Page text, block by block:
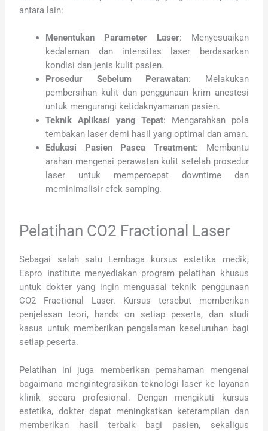
antara lain:
Menentukan Parameter Laser: Menyesuaikan
kedalaman dan intensitas laser berdasarkan
kondisi dan jenis kulit pasien.
Prosedur Sebelum Perawatan: Melakukan
pembersihan kulit dan penggunaan krim anestesi
untuk mengurangi ketidaknyamanan pasien.
Teknik Aplikasi yang Tepat: Mengarahkan pola
tembakan laser demi hasil yang optimal dan aman.
Edukasi Pasien Pasca Treatment: Membantu
arahan mengenai perawatan kulit setelah prosedur
laser untuk mempercepat downtime dan
meminimalisir efek samping.
Pelatihan CO2 Fractional Laser
Sebagai salah satu Lembaga kursus estetika medik,
Espro Institute menyediakan program pelatihan khusus
untuk dokter yang ingin menguasai teknik penggunaan
CO2 Fractional Laser. Kursus tersebut memberikan
penjelasan teori, hands on setiap peserta, dan studi
kasus untuk memberikan pengalaman keseluruhan bagi
setiap peserta.
Pelatihan ini juga memberikan pemahaman mengenai
bagaimana mengintegrasikan teknologi laser ke layanan
klinik secara profesional. Dengan mengikuti kursus
estetika, dokter dapat meningkatkan keterampilan dan
memberikan hasil terbaik bagi pasien, sekaligus